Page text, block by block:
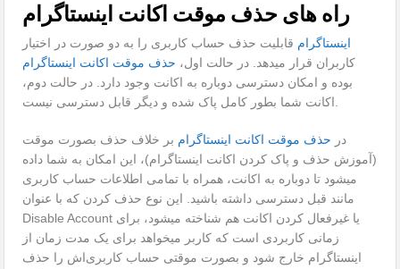
راه های حذف موقت اکانت اینستاگرام
اینستاگرام قابلیت حذف حساب کاربری را به دو صورت در اختیار
کاربران قرار میدهد. در حالت اول، حذف موقت اکانت اینستاگرام
بوده و امکان دسترسی دوباره به اکانت وجود دارد. در حالت دوم،
در حذف موقت اکانت اینستاگرام بر خلاف حذف بصورت موقت
(آموزش حذف و پاک کردن اکانت اینستاگرام)، این امکان به شما داده
میشود تا دوباره به اکانت، همراه با تمامی اطلاعات حساب کاربری‌
مانند قبل دسترسی داشته باشید. این نوع حذف کردن که با عنوان
Disable Account یا غیرفعال کردن اکانت هم شناخته میشود، برای
زمانی کاربردی است که کاربر میخواهد برای یک مدت زمان از
اینستاگرام خارج شود و بصورت موقتی حساب کاربری‌اش را حذف